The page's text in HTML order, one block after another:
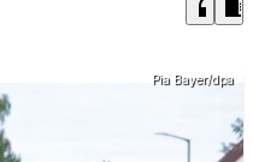
headphones chrome_reader_mode
Pia Bayer/dpa